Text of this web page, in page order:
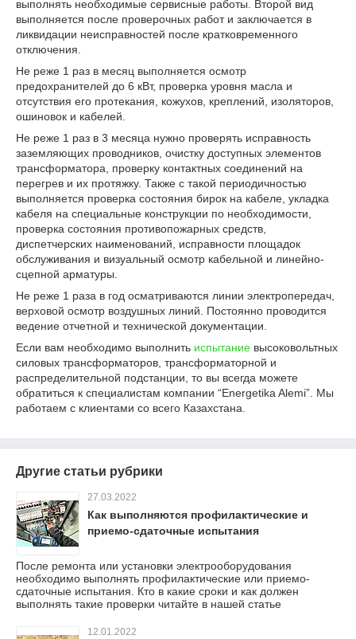
выполнять необходимые сервисные работы. Второй вид
выполняется после проверочных работ и заключается в
ликвидации неисправностей после кратковременного
отключения.
Не реже 1 раз в месяц выполняется осмотр
предохранителей до 6 кВт, проверка уровня масла и
отсутствия его протекания, кожухов, креплений, изоляторов,
ошиновок и кабелей.
Не реже 1 раз в 3 месяца нужно проверять исправность
заземляющих проводников, очистку доступных элементов
трансформатора, проверку контактных соединений на
перегрев и их протяжку. Также с такой периодичностью
выполняется проверка состояния бирок на кабеле, укладка
кабеля на специальные конструкции по необходимости,
проверка состояния противопожарных средств,
диспетчерских наименований, исправности площадок
обслуживания и визуальный осмотр кабельной и линейно-
сцепной арматуры.
Не реже 1 раза в год осматриваются линии электропередач,
верховой осмотр воздушных линий. Постоянно проводится
ведение отчетной и технической документации.
Если вам необходимо выполнить испытание высоковольтных
силовых трансформаторов, трансформаторной и
распределительной подстанции, то вы всегда можете
обратиться к специалистам компании “Energetika Alemi”. Мы
работаем с клиентами со всего Казахстана.
Другие статьи рубрики
27.03.2022
Как выполняются профилактические и
приемо-сдаточные испытания
После ремонта или установки электрооборудования
необходимо выполнять профилактические или приемо-
сдаточные испытания. Кто в какие сроки и как должен
выполнять такие проверки читайте в нашей статье
12.01.2022